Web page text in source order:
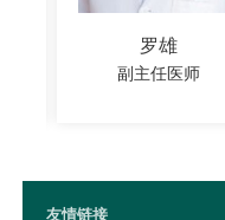
罗雄
副主任医师
友情链接